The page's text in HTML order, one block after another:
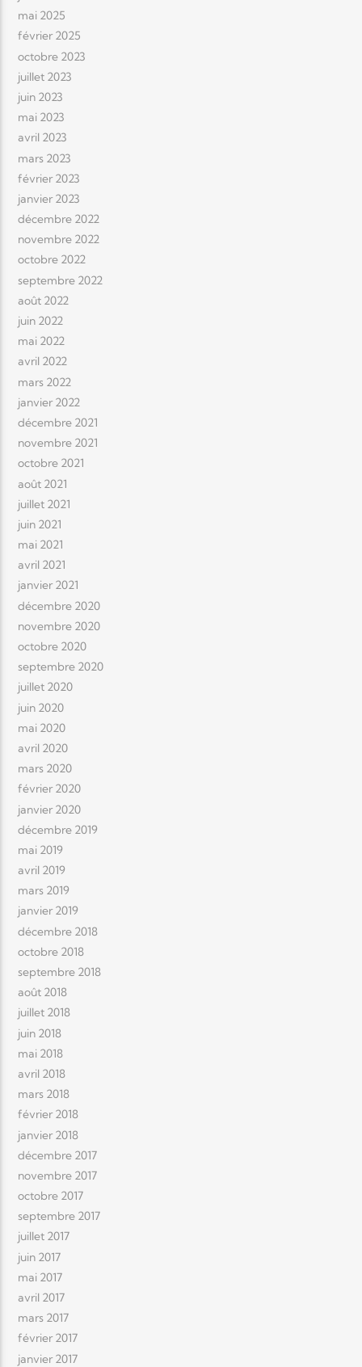
mai 2025
février 2025
octobre 2023
juillet 2023
juin 2023
mai 2023
avril 2023
mars 2023
février 2023
janvier 2023
décembre 2022
novembre 2022
octobre 2022
septembre 2022
août 2022
juin 2022
mai 2022
avril 2022
mars 2022
janvier 2022
décembre 2021
novembre 2021
octobre 2021
août 2021
juillet 2021
juin 2021
mai 2021
avril 2021
janvier 2021
décembre 2020
novembre 2020
octobre 2020
septembre 2020
juillet 2020
juin 2020
mai 2020
avril 2020
mars 2020
février 2020
janvier 2020
décembre 2019
mai 2019
avril 2019
mars 2019
janvier 2019
décembre 2018
octobre 2018
septembre 2018
août 2018
juillet 2018
juin 2018
mai 2018
avril 2018
mars 2018
février 2018
janvier 2018
décembre 2017
novembre 2017
octobre 2017
septembre 2017
juillet 2017
juin 2017
mai 2017
avril 2017
mars 2017
février 2017
janvier 2017